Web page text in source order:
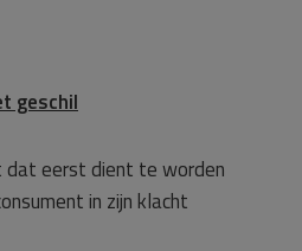
geschil
dat eerst dient te worden
in zijn klacht